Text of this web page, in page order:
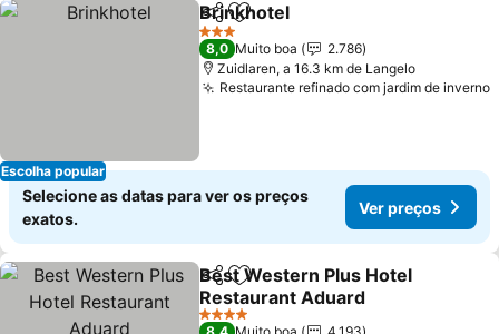
Escolha popular
PartilharAdicionar aos favoritos
Brinkhotel
3 Estrelas
8,0 Muito boa
2.786
Zuidlaren, a 16.3 km de Langelo
Restaurante refinado com jardim de inverno
Selecione as datas para ver os preços
exatos.
Ver preços
PartilharAdicionar aos favoritos
Best Western Plus Hotel
Restaurant Aduard
4 Estrelas